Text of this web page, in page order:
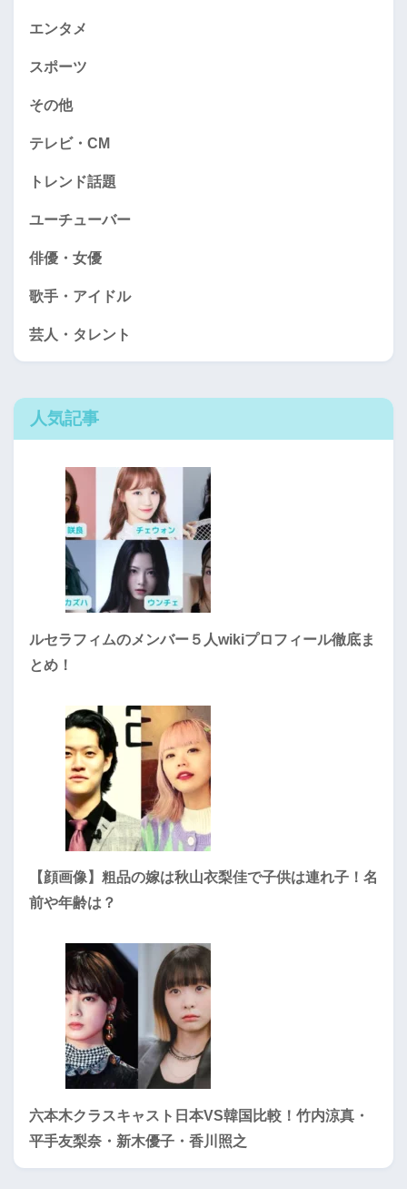
エンタメ
スポーツ
その他
テレビ・CM
トレンド話題
ユーチューバー
俳優・女優
歌手・アイドル
芸人・タレント
人気記事
ルセラフィムのメンバー５人wikiプロフィール徹底ま
とめ！
【顔画像】粗品の嫁は秋山衣梨佳で子供は連れ子！名
前や年齢は？
六本木クラスキャスト日本VS韓国比較！竹内涼真・
平手友梨奈・新木優子・香川照之